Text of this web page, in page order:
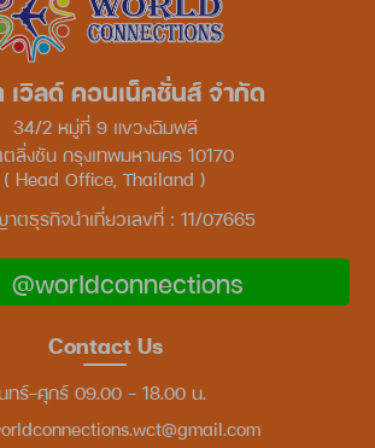
เวิลด์ คอนเน็คชั่นส์ จำกัด
34/2 หมู่ที่ 9 แขวงฉิมพลี
ตลิ่งชัน กรุงเทพมหานคร 10170
( Head Office, Thailand )
ตธุรกิจนำเที่ยวเลขที่ : 11/07665
@worldconnections
Contact Us
ทร์-ศุกร์ 09.00 - 18.00 น.